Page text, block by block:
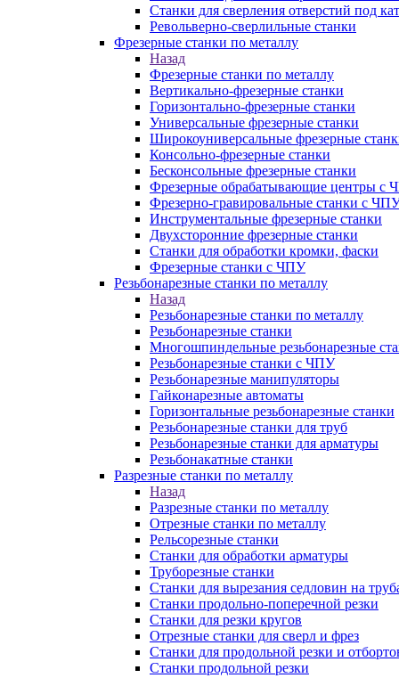
Станки для сверления отверстий под
Револьверно-сверлильные станки
Фрезерные станки по металлу
Назад
Фрезерные станки по металлу
Вертикально-фрезерные станки
Горизонтально-фрезерные станки
Универсальные фрезерные станки
Широкоуниверсальные фрезерные
Консольно-фрезерные станки
Бесконсольные фрезерные станки
Фрезерные обрабатывающие центры с
Фрезерно-гравировальные станки с
Инструментальные фрезерные станки
Двухсторонние фрезерные станки
Станки для обработки кромки, фаски
Фрезерные станки с ЧПУ
Резьбонарезные станки по металлу
Назад
Резьбонарезные станки по металлу
Резьбонарезные станки
Многошпиндельные резьбонарезные
Резьбонарезные станки с ЧПУ
Резьбонарезные манипуляторы
Гайконарезные автоматы
Горизонтальные резьбонарезные станки
Резьбонарезные станки для труб
Резьбонарезные станки для арматуры
Резьбонакатные станки
Разрезные станки по металлу
Назад
Разрезные станки по металлу
Отрезные станки по металлу
Рельсорезные станки
Станки для обработки арматуры
Труборезные станки
Станки для вырезания седловин на
Станки продольно-поперечной резки
Станки для резки кругов
Отрезные станки для сверл и фрез
Станки для продольной резки и
Станки продольной резки